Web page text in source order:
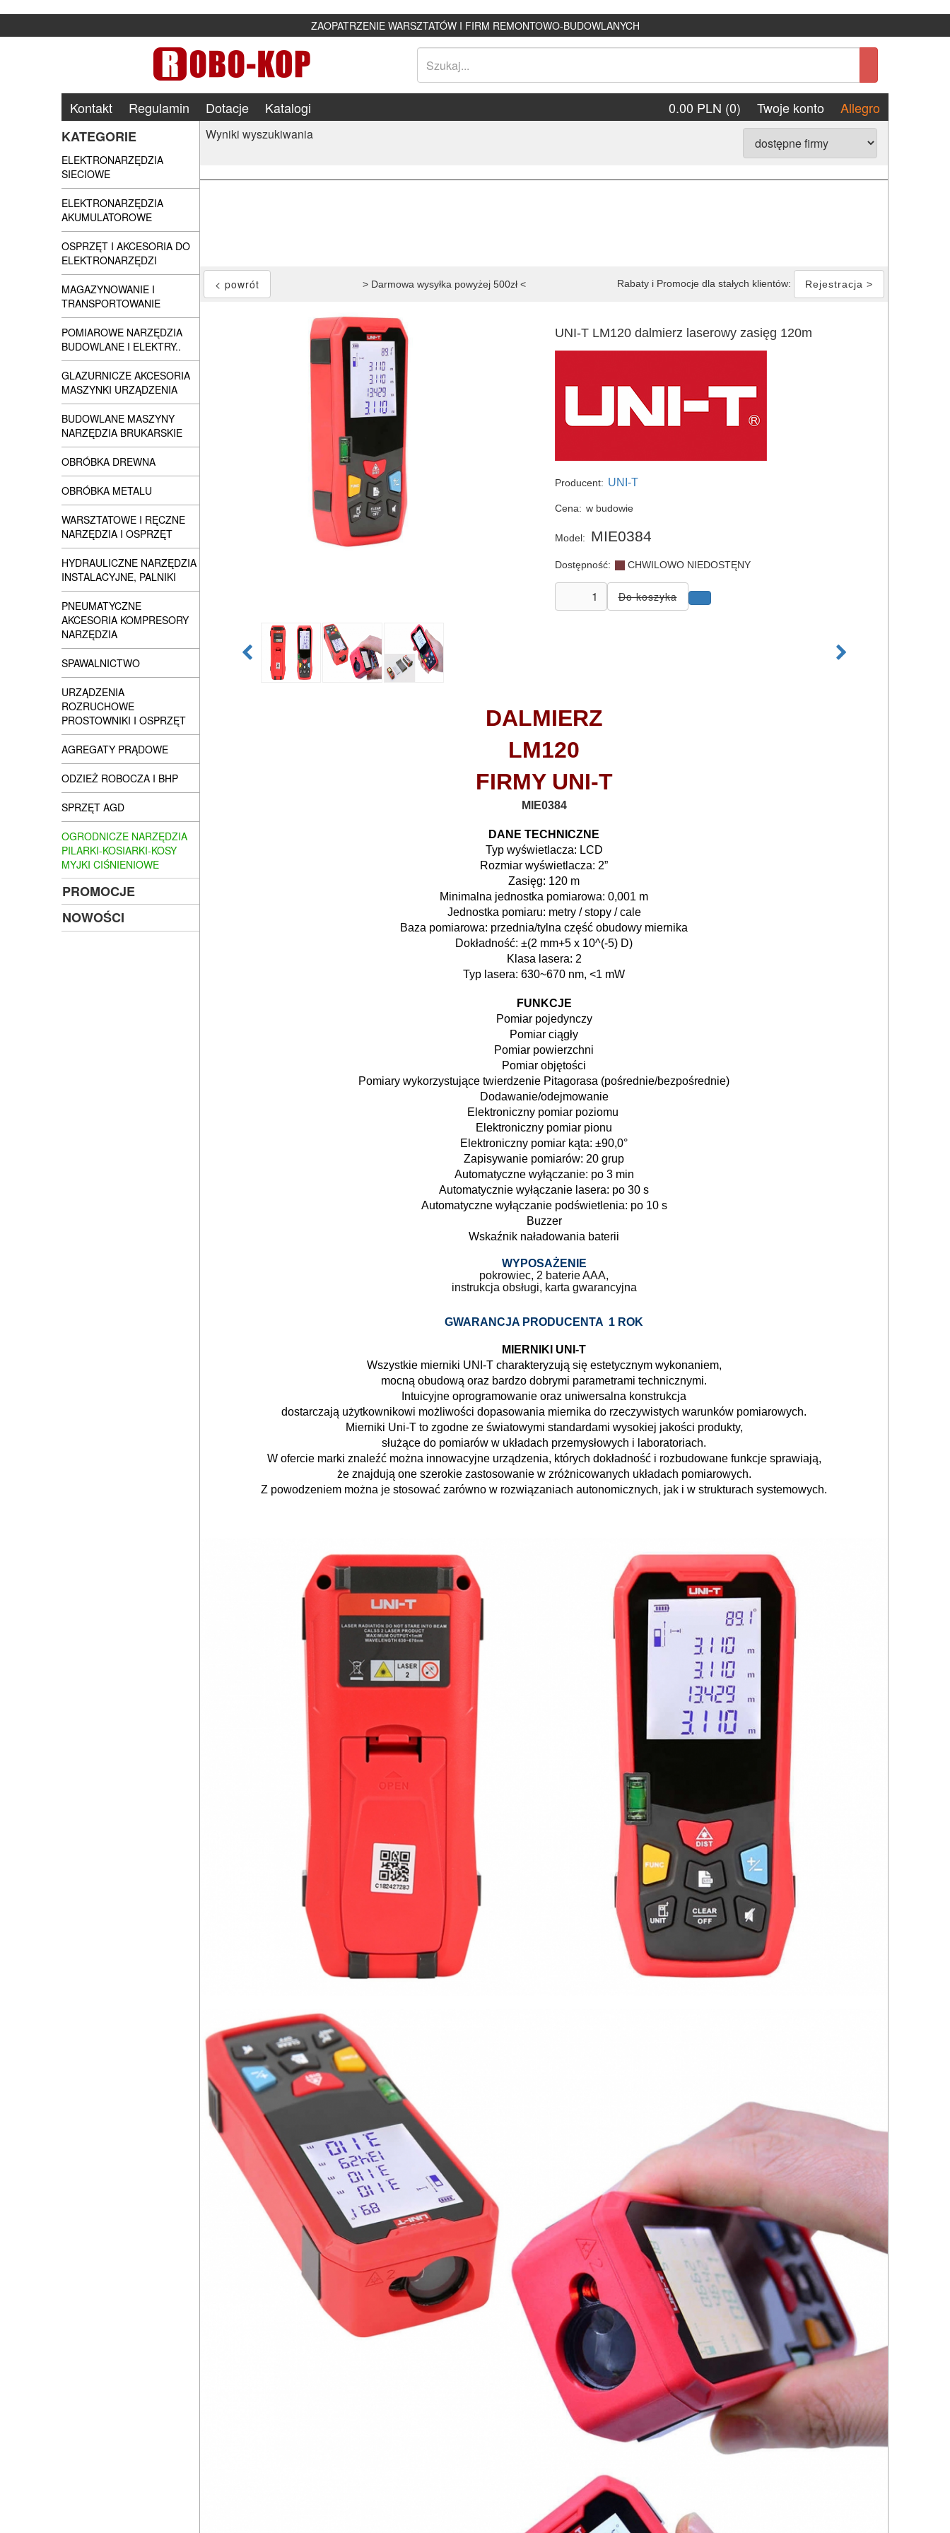
ZAOPATRZENIE WARSZTATÓW I FIRM REMONTOWO-BUDOWLANYCH
Kontakt Regulamin Dotacje Katalogi 0.00 PLN (0) Twoje konto
Allegro
KATEGORIE
ELEKTRONARZĘDZIA
SIECIOWE
ELEKTRONARZĘDZIA
AKUMULATOROWE
OSPRZĘT I AKCESORIA DO
ELEKTRONARZĘDZI
MAGAZYNOWANIE I
TRANSPORTOWANIE
POMIAROWE NARZĘDZIA
BUDOWLANE I ELEKTRY..
GLAZURNICZE AKCESORIA
MASZYNKI URZĄDZENIA
BUDOWLANE MASZYNY
NARZĘDZIA BRUKARSKIE
OBRÓBKA DREWNA
OBRÓBKA METALU
WARSZTATOWE I RĘCZNE
NARZĘDZIA I OSPRZĘT
HYDRAULICZNE NARZĘDZIA
INSTALACYJNE, PALNIKI
PNEUMATYCZNE
AKCESORIA KOMPRESORY
NARZĘDZIA
SPAWALNICTWO
URZĄDZENIA
ROZRUCHOWE
PROSTOWNIKI I OSPRZĘT
AGREGATY PRĄDOWE
ODZIEŻ ROBOCZA I BHP
SPRZĘT AGD
OGRODNICZE NARZĘDZIA
PILARKI-KOSIARKI-KOSY
MYJKI CIŚNIENIOWE
PROMOCJE
NOWOŚCI
Wyniki wyszukiwania
> Darmowa wysyłka powyżej 500zł < Rabaty i Promocje dla stałych klientów: Rejestracja >
UNI-T LM120 dalmierz laserowy zasięg 120m
Producent: UNI-T
Cena: w budowie
Model: MIE0384
Dostępność: CHWILOWO NIEDOSTĘNY
DALMIERZ
LM120
FIRMY UNI-T
MIE0384
DANE TECHNICZNE
Typ wyświetlacza: LCD
Rozmiar wyświetlacza: 2”
Zasięg: 120 m
Minimalna jednostka pomiarowa: 0,001 m
Jednostka pomiaru: metry / stopy / cale
Baza pomiarowa: przednia/tylna część obudowy miernika
Dokładność: ±(2 mm+5 x 10^(-5) D)
Klasa lasera: 2
Typ lasera: 630~670 nm, <1 mW
FUNKCJE
Pomiar pojedynczy
Pomiar ciągły
Pomiar powierzchni
Pomiar objętości
Pomiary wykorzystujące twierdzenie Pitagorasa (pośrednie/bezpośrednie)
Dodawanie/odejmowanie
Elektroniczny pomiar poziomu
Elektroniczny pomiar pionu
Elektroniczny pomiar kąta: ±90,0°
Zapisywanie pomiarów: 20 grup
Automatyczne wyłączanie: po 3 min
Automatycznie wyłączanie lasera: po 30 s
Automatyczne wyłączanie podświetlenia: po 10 s
Buzzer
Wskaźnik naładowania baterii
WYPOSAŻENIE
pokrowiec, 2 baterie AAA,
instrukcja obsługi, karta gwarancyjna
GWARANCJA PRODUCENTA 1 ROK
MIERNIKI UNI-T
Wszystkie mierniki UNI-T charakteryzują się estetycznym wykonaniem,
mocną obudową oraz bardzo dobrymi parametrami technicznymi.
Intuicyjne oprogramowanie oraz uniwersalna konstrukcja
dostarczają użytkownikowi możliwości dopasowania miernika do rzeczywistych warunków pomiarowych.
Mierniki Uni-T to zgodne ze światowymi standardami wysokiej jakości produkty,
służące do pomiarów w układach przemysłowych i laboratoriach.
W ofercie marki znaleźć można innowacyjne urządzenia, których dokładność i rozbudowane funkcje sprawiają,
że znajdują one szerokie zastosowanie w zróżnicowanych układach pomiarowych.
Z powodzeniem można je stosować zarówno w rozwiązaniach autonomicznych, jak i w strukturach systemowych.